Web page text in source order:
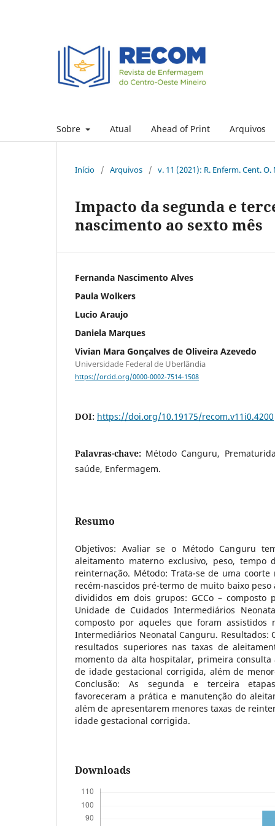
Sobre Atual Ahead of Print Arquivos
Início / Arquivos / v. 11 (2021): R. Enferm. Cent. O.
Impacto da segunda e
nascimento ao sexto mês
Fernanda Nascimento Alves
Paula Wolkers
Lucio Araujo
Daniela Marques
Vivian Mara Gonçalves de Oliveira Azevedo
Universidade Federal de Uberlândia
https://orcid.org/0000-0002-7514-1508
DOI: https://doi.org/10.19175/recom.v11i0.4200
Palavras-chave: Método Canguru,
saúde, Enfermagem.
Resumo
Objetivos: Avaliar se o Método Canguru
aleitamento materno exclusivo, peso, tempo
reinternação. Método: Trata-se de uma
recém-nascidos pré-termo de muito baixo
divididos em dois grupos: GCCo – composto
Unidade de Cuidados Intermediários
composto por aqueles que foram assistidos
Intermediários Neonatal Canguru. Resultados:
resultados superiores nas taxas de
momento da alta hospitalar, primeira
de idade gestacional corrigida, além de
Conclusão: As segunda e terceira
favoreceram a prática e manutenção do
além de apresentarem menores taxas de
idade gestacional corrigida.
Downloads